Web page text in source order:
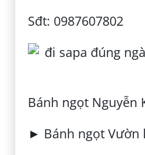
Sđt: 0987607802
Bánh ngọt Nguyễn
► Bánh ngọt Vườn